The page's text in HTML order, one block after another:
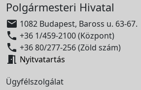
Polgármesteri Hivatal
 1082 Budapest, Baross u. 63-67.
 +36 1/459-2100 (Központ)
 +36 80/277-256 (Zöld szám)
 Nyitvatartás
Ügyfélszolgálat